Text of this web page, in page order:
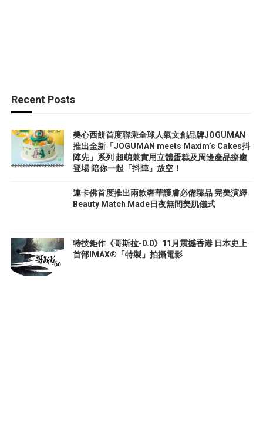
Recent Posts
美心西餅首度聯乘全球人氣文創品牌JOGUMAN
推出全新「JOGUMAN meets Maxim’s Cakes抖
陣先」系列 超萌兼實用立體蛋糕及周邊產品療癒
登場 陪你一起「抖陣」放空！
連卡佛首度推出兩款奢華護膚必備臻品 完美演繹
Beauty Match Made日夜無間美肌儀式
特技鉅作《哥斯拉-0.0》11月震撼香港 日本史上
首部IMAX®「特製」拍攝電影